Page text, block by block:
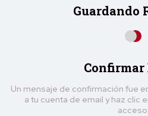
Guardando
Confirmar
Un mensaje de confirmación fue
a tu cuenta de email y haz clic
acceso.